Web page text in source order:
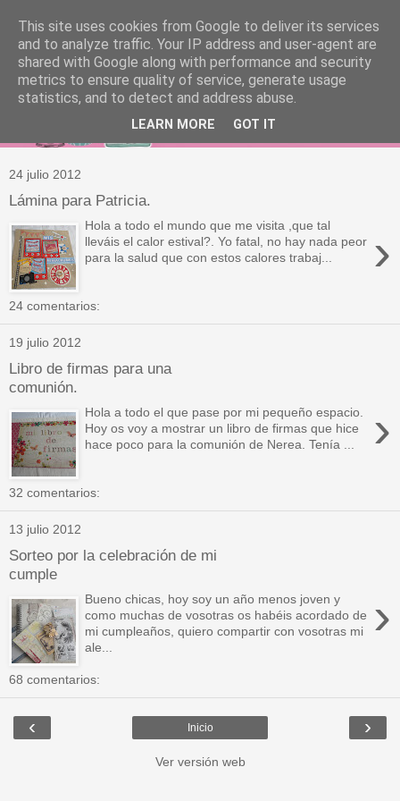
24 julio 2012
Lámina para Patricia.
›
Hola a todo el mundo que me visita ,que tal
lleváis el calor estival?. Yo fatal, no hay nada peor
para la salud que con estos calores trabaj...
24 comentarios:
19 julio 2012
Libro de firmas para una
comunión.
›
Hola a todo el que pase por mi pequeño espacio.
Hoy os voy a mostrar un libro de firmas que hice
hace poco para la comunión de Nerea. Tenía ...
32 comentarios:
13 julio 2012
Sorteo por la celebración de mi
cumple
›
Bueno chicas, hoy soy un año menos joven y
como muchas de vosotras os habéis acordado de
mi cumpleaños, quiero compartir con vosotras mi
ale...
68 comentarios:
‹ ›
Inicio
Ver versión web
This site uses cookies from Google to deliver its services
and to analyze traffic. Your IP address and user-agent are
shared with Google along with performance and security
metrics to ensure quality of service, generate usage
statistics, and to detect and address abuse.
LEARN MORE GOT IT